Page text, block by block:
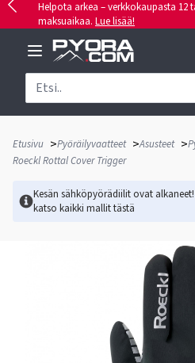
Helpota arkea – verkkokaupasta 12
maksuaikaa. Lue lisää!
Etusivu >Pyöräilyvaatteet >Asusteet >
Roeckl Rottal Cover Trigger
Kesän sähköpyörädiilit ovat
katso kaikki mallittästä